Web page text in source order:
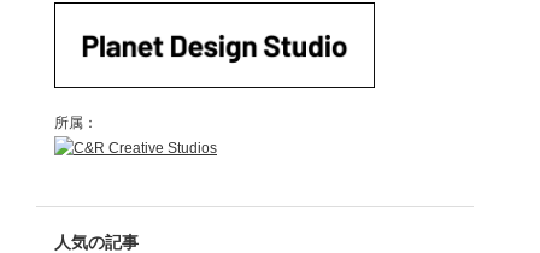
所属：
人気の記事